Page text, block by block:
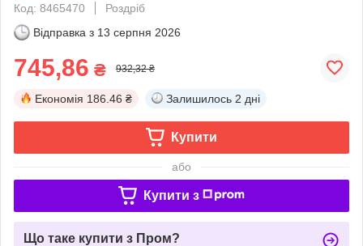
Код: 8465470
Роздріб
Відправка з 13 серпня 2026
745,86 ₴ 932,32 ₴
Економія 186.46 ₴ Залишилось 2 дні
Купити
або
Купити з
Що таке купити з Пром?